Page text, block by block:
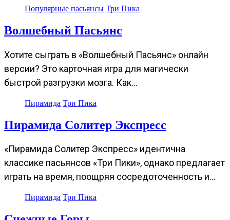
Популярные пасьянсы Три Пика
Волшебный Пасьянс
Хотите сыграть в «Волшебный Пасьянс» онлайн
версии? Это карточная игра для магически
быстрой разгрузки мозга. Как…
Пирамида Три Пика
Пирамида Солитер Экспресс
«Пирамида Солитер Экспресс» идентична
классике пасьянсов «Три Пики», однако предлагает
играть на время, поощряя сосредоточенность и…
Пирамида Три Пика